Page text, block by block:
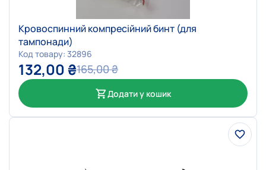
Кровоспинний компресійний бинт (для
тампонади)
Код товару: 32896
165,00₴
132,00 ₴
Додати у кошик